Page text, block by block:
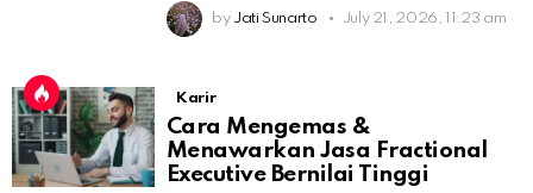
by Jati Sunarto July 21, 2026, 11:23 am
Karir
Cara Mengemas &
Menawarkan Jasa Fractional
Executive Bernilai Tinggi